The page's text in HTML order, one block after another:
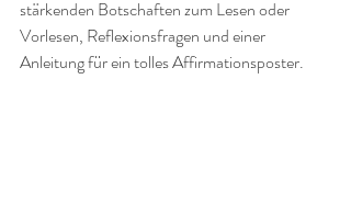
stärkenden Botschaften zum Lesen oder
Vorlesen, Reflexionsfragen und einer
Anleitung für ein tolles Affirmationsposter.